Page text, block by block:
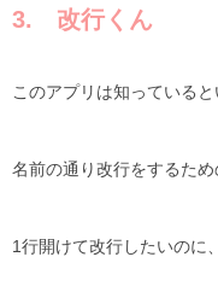
3. 改行くん
このアプリは知っている
名前の通り改行をするため
1行開けて改行したいのに